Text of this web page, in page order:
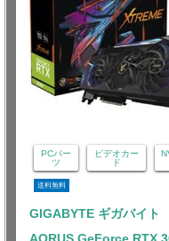
PCパー
ツ
ビデオカー
ド
送料無料
GIGABYTE ギガバイト